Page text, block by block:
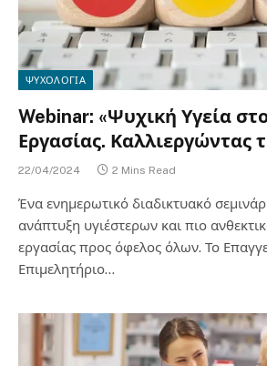
ΨΥΧΟΛΟΓΙΑ
Webinar: «Ψυχική Υγεία
Εργασίας. Καλλιεργώντας
22/04/2024 2 Mins Read
Ένα ενημερωτικό διαδικτυακό
ανάπτυξη υγιέστερων και πιο
εργασίας προς όφελος όλων. Το
Επιμελητήριο…